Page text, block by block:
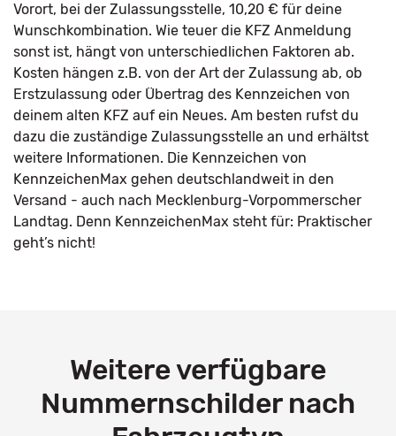
Vorort, bei der Zulassungsstelle, 10,20 € für deine
Wunschkombination. Wie teuer die KFZ Anmeldung
sonst ist, hängt von unterschiedlichen Faktoren ab.
Kosten hängen z.B. von der Art der Zulassung ab, ob
Erstzulassung oder Übertrag des Kennzeichen von
deinem alten KFZ auf ein Neues. Am besten rufst du
dazu die zuständige Zulassungsstelle an und erhältst
weitere Informationen. Die Kennzeichen von
KennzeichenMax gehen deutschlandweit in den
Versand - auch nach Mecklenburg-Vorpommerscher
Landtag. Denn KennzeichenMax steht für: Praktischer
geht’s nicht!
Weitere verfügbare
Nummernschilder nach